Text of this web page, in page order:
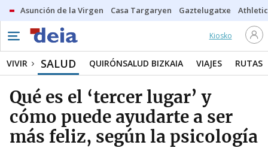
Asunción de la Virgen Casa Targaryen Gaztelugatxe Athletic
Kiosko
VIVIR SALUD QUIRÓNSALUD BIZKAIA VIAJES RUTAS
Qué es el ‘tercer lugar’ y
cómo puede ayudarte a ser
más feliz, según la psicología